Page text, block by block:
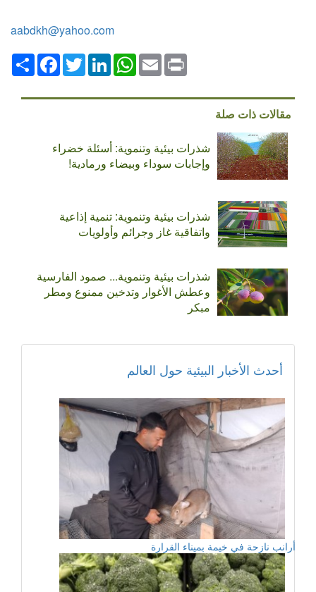
aabdkh@yahoo.com
انشر
FacebookTwitterLinkedIn
WhatsAppEmailPrint
مقالات ذات صلة
شذرات بيئية وتنموية: أسئلة خضراء
وإجابات سوداء وبيضاء ورمادية!
شذرات بيئية وتنموية: تنمية إذاعية
واتفاقية غاز وجرائم وأولويات
شذرات بيئية وتنموية... صمود الفارسية
وعطش الأغوار وتدخين ممنوع ومطر
مبكر
أحدث الأخبار البيئية حول العالم
أرانب نازحة في خيمة بميناء القرارة